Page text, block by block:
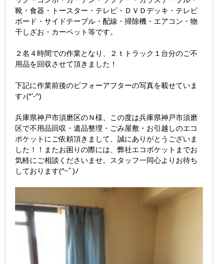
靴・食器・トースター・テレビ・ＤＶＤデッキ・テレビ
ボード・サイドテーブル・配線・掃除機・エアコン・物
干しざお・カーペット等です。
２名４時間での作業となり、２ｔトラック１台分のご不
用品を回収させて頂きました！
下記に作業前後のビフォーアフターの写真を載せていま
す♪(*'-^)
兵庫県神戸市須磨区のＮ様、この度は兵庫県神戸市須磨
区で不用品回収・遺品整理・ごみ屋敷・お引越しのエコ
ポケットにご依頼頂きまして、誠にありがとうございま
した！！またお困りの際には、弊社エコポケットまでお
気軽にご相談くださいませ。スタッフ一同心よりお待ち
しております(^ｰﾟ)ﾉ